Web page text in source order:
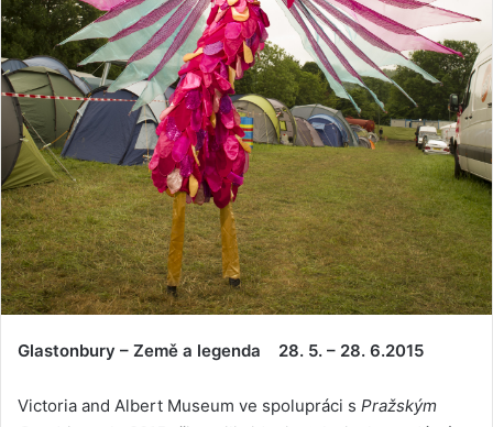
Glastonbury – Země a legenda 28. 5. – 28. 6.2015
Victoria and Albert Museum ve spolupráci s Pražským